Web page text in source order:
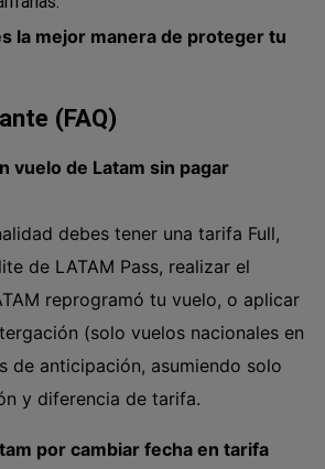
la mejor manera de proteger tu
(FAQ)
vuelo de Latam sin pagar
debes tener una tarifa Full,
de LATAM Pass, realizar el
reprogramó tu vuelo, o aplicar
(solo vuelos nacionales en
de anticipación, asumiendo solo
y diferencia de tarifa.
por cambiar fecha en tarifa